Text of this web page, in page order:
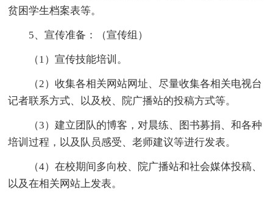
贫困学生档案表等。
5、宣传准备：（宣传组）
（1）宣传技能培训。
（2）收集各相关网站网址、尽量收集各相关电视台
记者联系方式、以及校、院广播站的投稿方式等。
（3）建立团队的博客，对晨练、图书募捐、和各种
培训过程，以及队员感受、老师建议等进行发表。
（4）在校期间多向校、院广播站和社会媒体投稿、
以及在相关网站上发表。